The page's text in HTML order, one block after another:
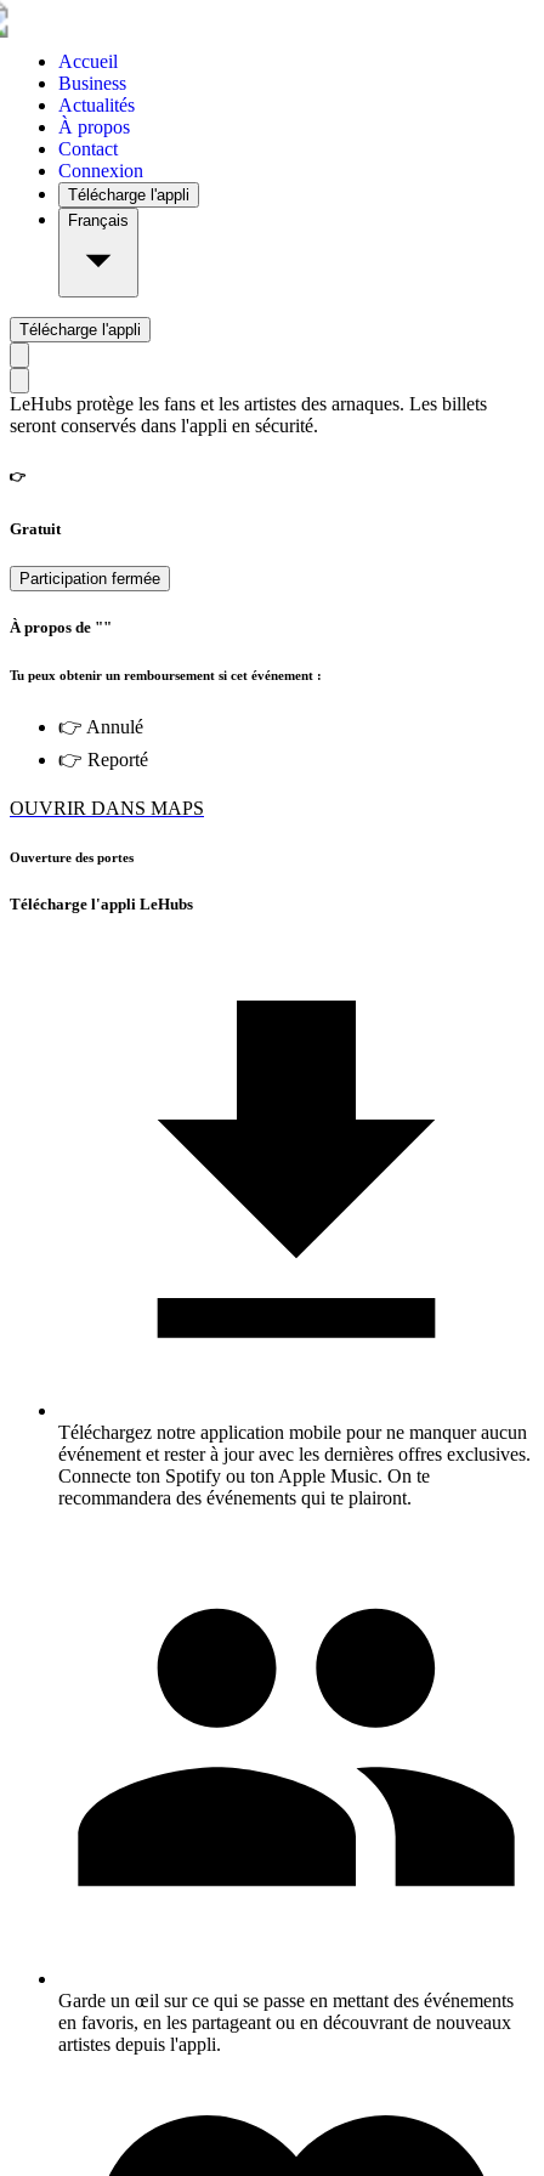
Accueil
Business
Actualités
À propos
Contact
Connexion
Télécharge l'appli
Français
Télécharge l'appli
LeHubs protège les fans et les artistes des arnaques. Les billets
seront conservés dans l'appli en sécurité.
👉
Gratuit
Participation fermée
À propos de ""
Tu peux obtenir un remboursement si cet événement :
👉 Annulé
👉 Reporté
OUVRIR DANS MAPS
Ouverture des portes
Télécharge l'appli LeHubs
Téléchargez notre application mobile pour ne manquer aucun
événement et rester à jour avec les dernières offres exclusives.
Connecte ton Spotify ou ton Apple Music. On te
recommandera des événements qui te plairont.
Garde un œil sur ce qui se passe en mettant des événements
en favoris, en les partageant ou en découvrant de nouveaux
artistes depuis l'appli.